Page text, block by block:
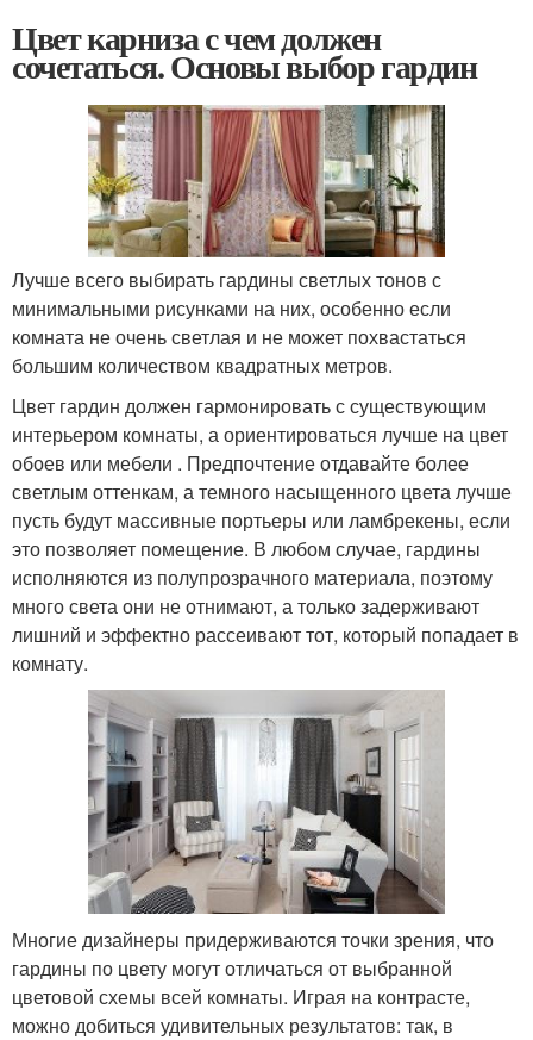
Цвет карниза с чем должен
сочетаться. Основы выбор гардин
Лучше всего выбирать гардины светлых тонов с
минимальными рисунками на них, особенно если
комната не очень светлая и не может похвастаться
большим количеством квадратных метров.
Цвет гардин должен гармонировать с существующим
интерьером комнаты, а ориентироваться лучше на цвет
обоев или мебели . Предпочтение отдавайте более
светлым оттенкам, а темного насыщенного цвета лучше
пусть будут массивные портьеры или ламбрекены, если
это позволяет помещение. В любом случае, гардины
исполняются из полупрозрачного материала, поэтому
много света они не отнимают, а только задерживают
лишний и эффектно рассеивают тот, который попадает в
комнату.
Многие дизайнеры придерживаются точки зрения, что
гардины по цвету могут отличаться от выбранной
цветовой схемы всей комнаты. Играя на контрасте,
можно добиться удивительных результатов: так, в